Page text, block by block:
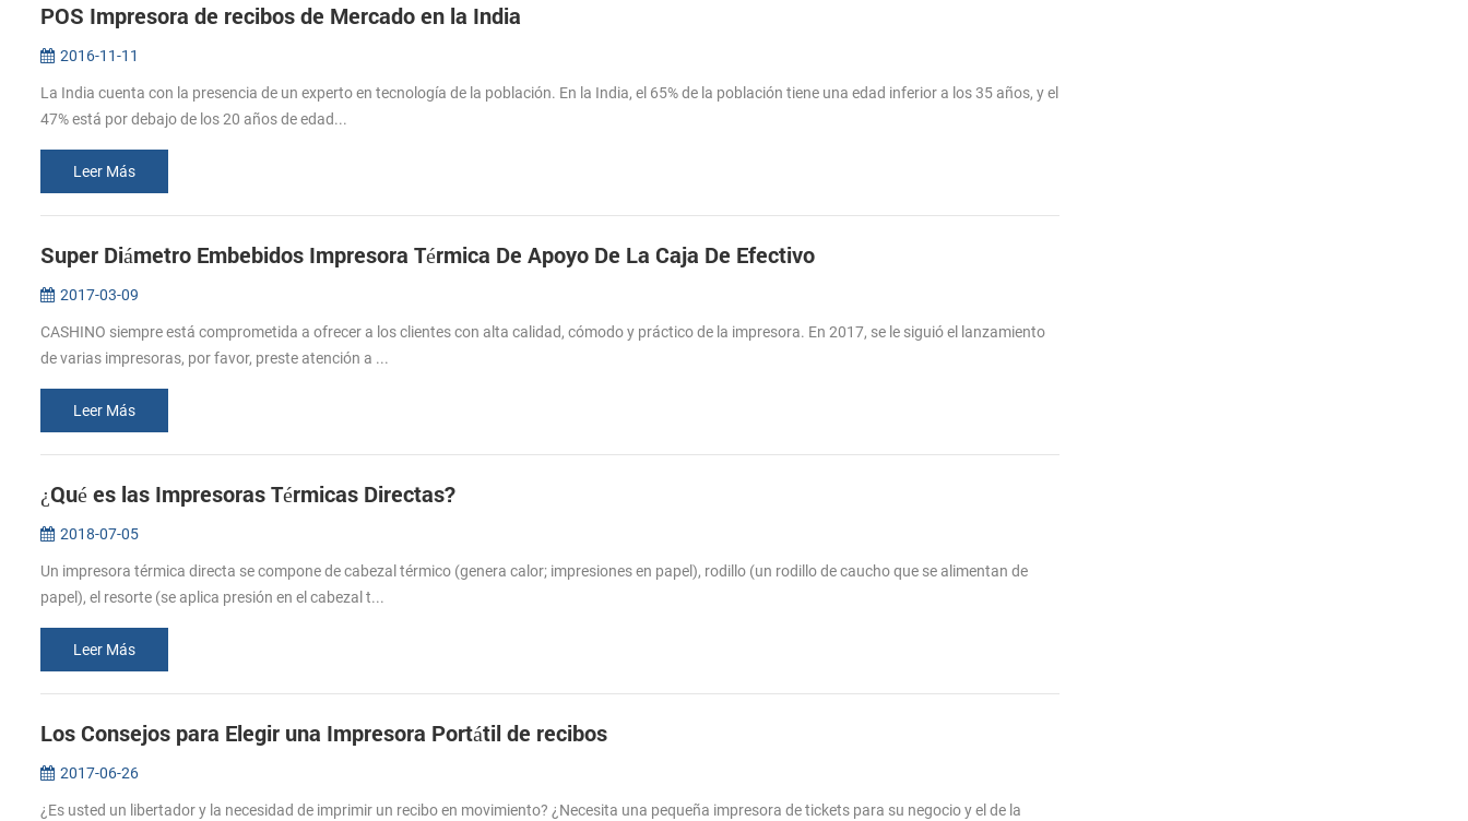
POS Impresora de recibos de Mercado en la India
2016-11-11
La India cuenta con la presencia de un experto en tecnología de la población. En la India, el 65% de la población tiene una edad inferior a los 35 años, y el
47% está por debajo de los 20 años de edad...
Leer Más
Super Diámetro Embebidos Impresora Térmica De Apoyo De La Caja De Efectivo
2017-03-09
CASHINO siempre está comprometida a ofrecer a los clientes con alta calidad, cómodo y práctico de la impresora. En 2017, se le siguió el lanzamiento
de varias impresoras, por favor, preste atención a ...
Leer Más
¿Qué es las Impresoras Térmicas Directas?
2018-07-05
Un impresora térmica directa se compone de cabezal térmico (genera calor; impresiones en papel), rodillo (un rodillo de caucho que se alimentan de
papel), el resorte (se aplica presión en el cabezal t...
Leer Más
Los Consejos para Elegir una Impresora Portátil de recibos
2017-06-26
¿Es usted un libertador y la necesidad de imprimir un recibo en movimiento? ¿Necesita una pequeña impresora de tickets para su negocio y el de la